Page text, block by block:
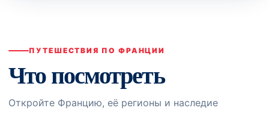
ПУТЕШЕСТВИЯ ПО ФРАНЦИИ
Что посмотреть
Откройте Францию, её регионы и наследие